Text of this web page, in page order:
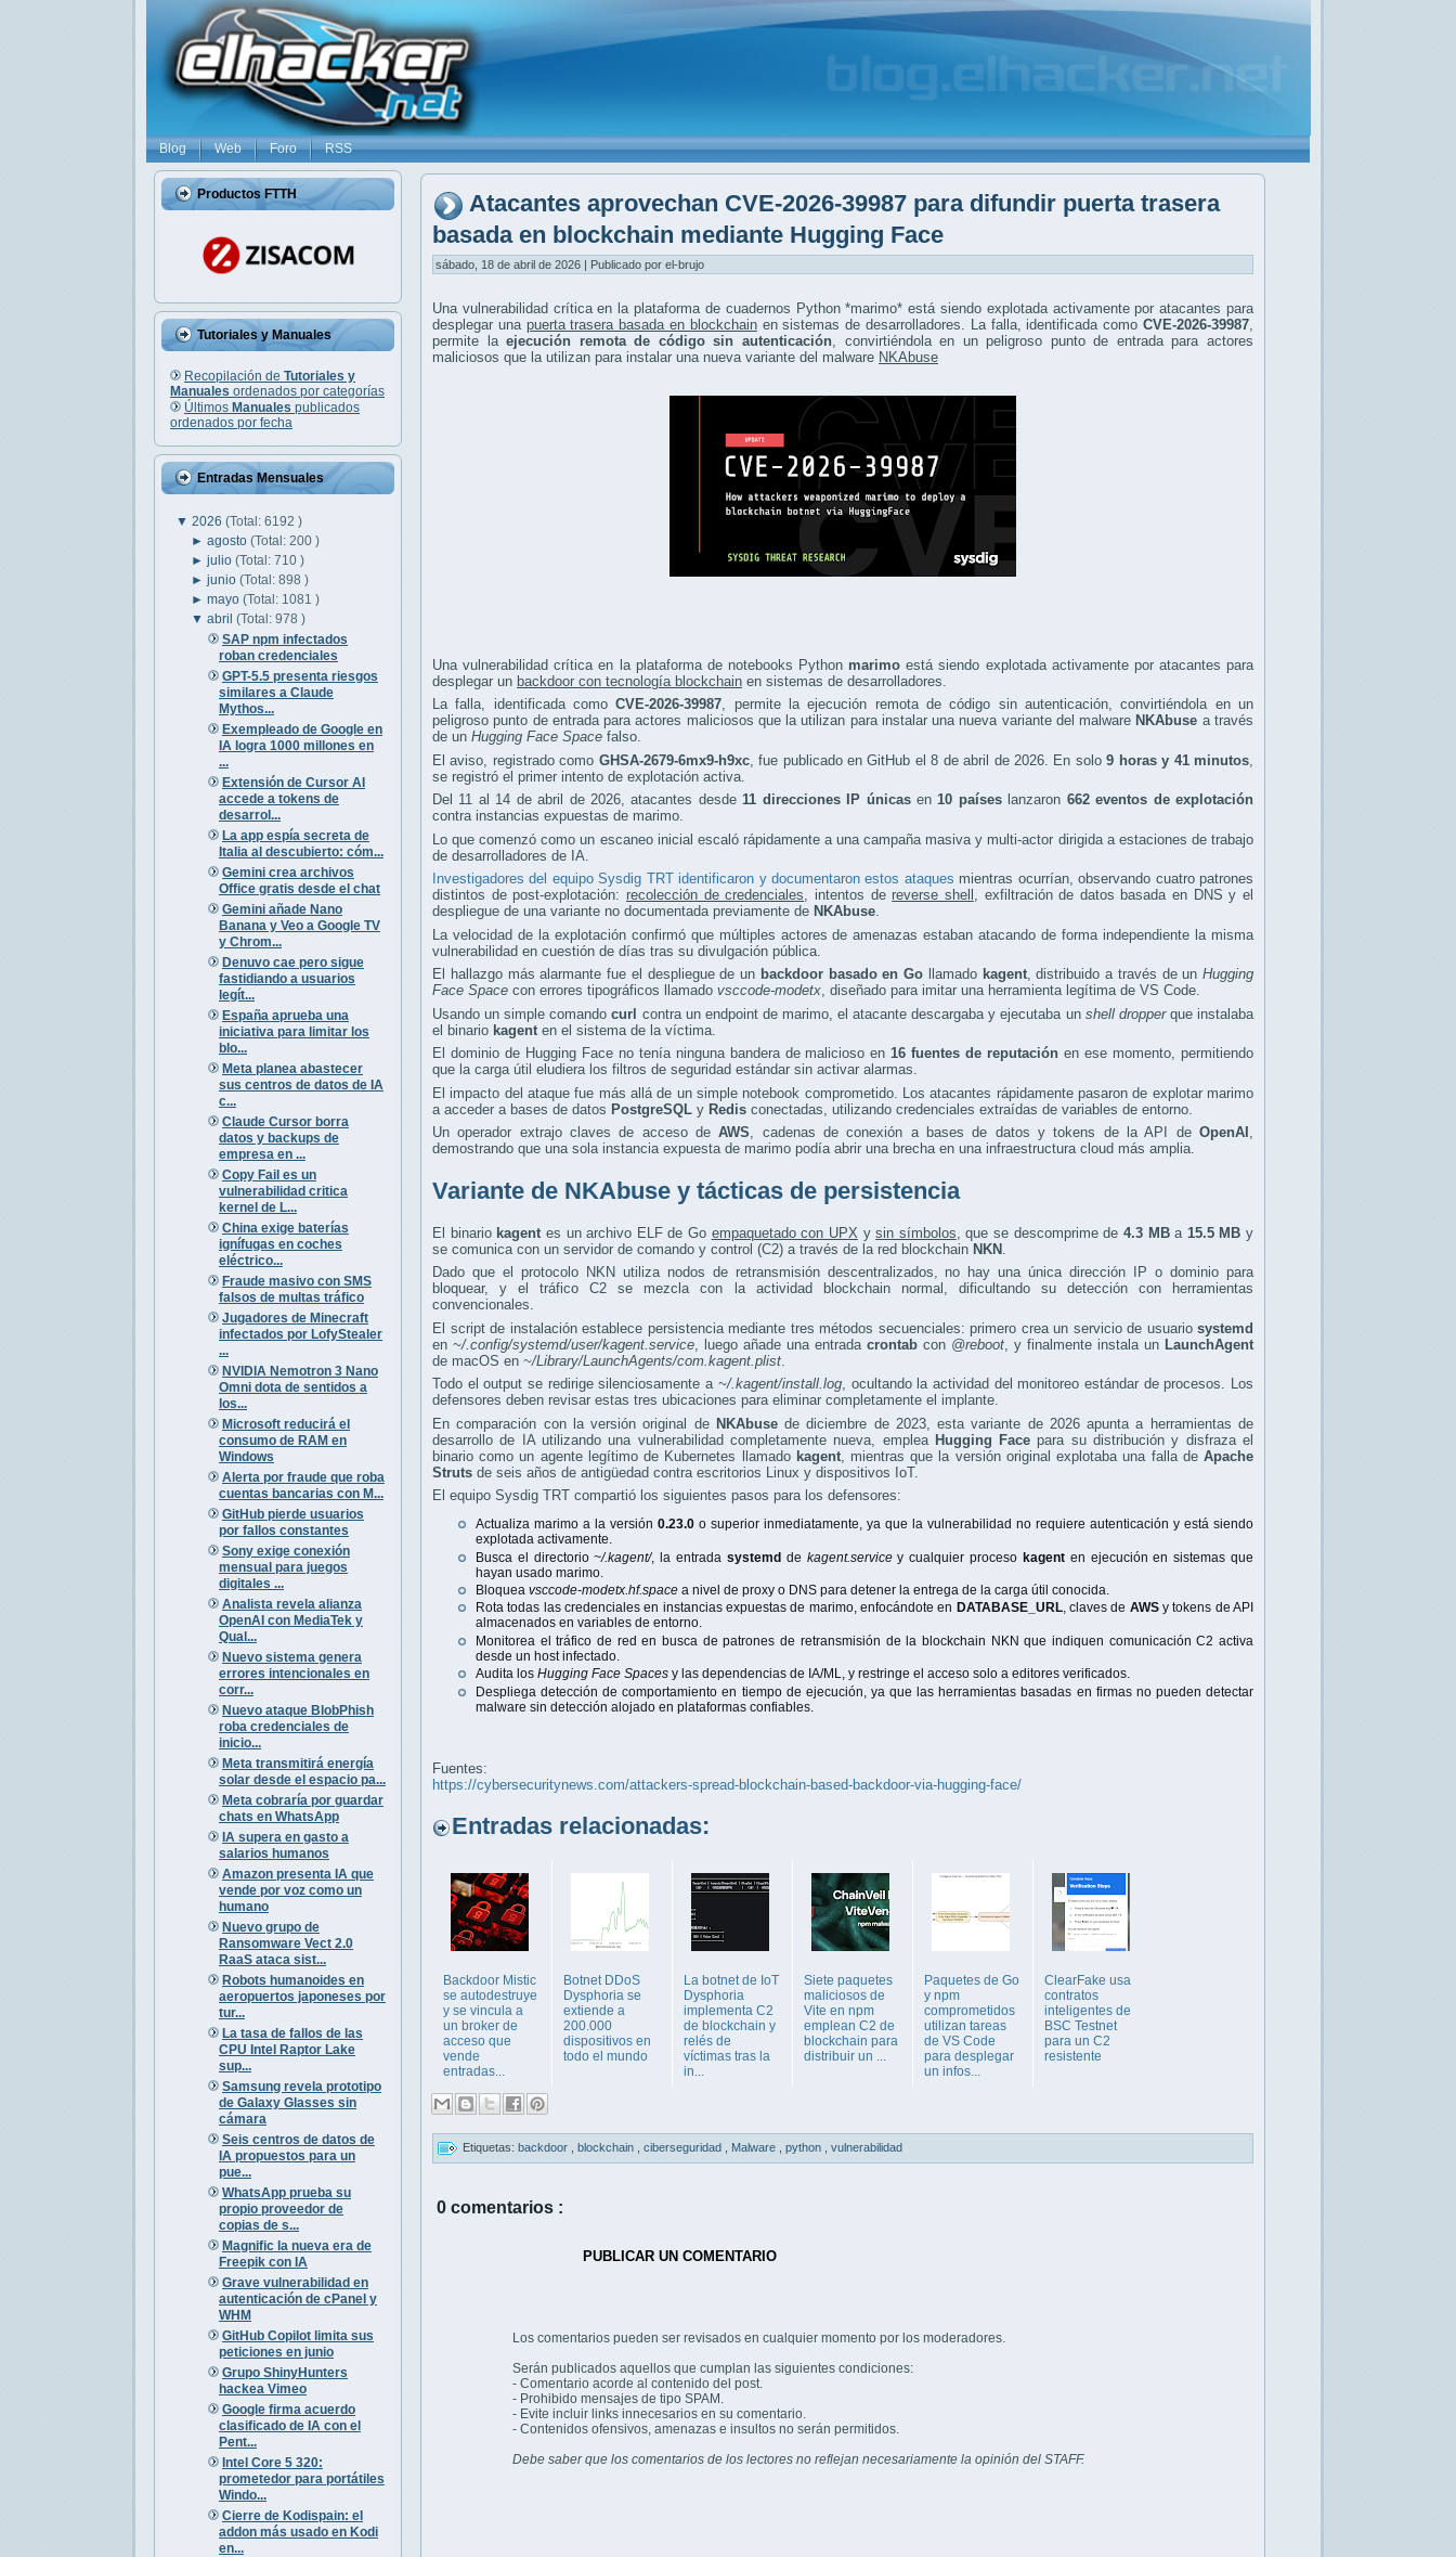
Blog Web Foro RSS
Productos FTTH
Tutoriales y Manuales
Recopilación de Tutoriales y
Manuales ordenados por categorías
Últimos Manuales publicados
ordenados por fecha
Entradas Mensuales
▼ 2026 (Total: 6192 )
►agosto(Total: 200 )
►julio(Total: 710 )
►junio(Total: 898 )
►mayo(Total: 1081 )
▼abril(Total: 978 )
SAP npm infectados
roban credenciales
GPT-5.5 presenta riesgos
similares a Claude
Mythos...
Exempleado de Google en
IA logra 1000 millones en
...
Extensión de Cursor AI
accede a tokens de
desarrol...
La app espía secreta de
Italia al descubierto: cóm...
Gemini crea archivos
Office gratis desde el chat
Gemini añade Nano
Banana y Veo a Google TV
y Chrom...
Denuvo cae pero sigue
fastidiando a usuarios
legít...
España aprueba una
iniciativa para limitar los
blo...
Meta planea abastecer
sus centros de datos de IA
c...
Claude Cursor borra
datos y backups de
empresa en ...
Copy Fail es un
vulnerabilidad critica
kernel de L...
China exige baterías
ignífugas en coches
eléctrico...
Fraude masivo con SMS
falsos de multas tráfico
Jugadores de Minecraft
infectados por LofyStealer
...
NVIDIA Nemotron 3 Nano
Omni dota de sentidos a
los...
Microsoft reducirá el
consumo de RAM en
Windows
Alerta por fraude que roba
cuentas bancarias con M...
GitHub pierde usuarios
por fallos constantes
Sony exige conexión
mensual para juegos
digitales ...
Analista revela alianza
OpenAI con MediaTek y
Qual...
Nuevo sistema genera
errores intencionales en
corr...
Nuevo ataque BlobPhish
roba credenciales de
inicio...
Meta transmitirá energía
solar desde el espacio pa...
Meta cobraría por guardar
chats en WhatsApp
IA supera en gasto a
salarios humanos
Amazon presenta IA que
vende por voz como un
humano
Nuevo grupo de
Ransomware Vect 2.0
RaaS ataca sist...
Robots humanoides en
aeropuertos japoneses por
tur...
La tasa de fallos de las
CPU Intel Raptor Lake
sup...
Samsung revela prototipo
de Galaxy Glasses sin
cámara
Seis centros de datos de
IA propuestos para un
pue...
WhatsApp prueba su
propio proveedor de
copias de s...
Magnific la nueva era de
Freepik con IA
Grave vulnerabilidad en
autenticación de cPanel y
WHM
GitHub Copilot limita sus
peticiones en junio
Grupo ShinyHunters
hackea Vimeo
Google firma acuerdo
clasificado de IA con el
Pent...
Intel Core 5 320:
prometedor para portátiles
Windo...
Cierre de Kodispain: el
addon más usado en Kodi
en...
Atacantes aprovechan CVE-2026-39987 para difundir puerta trasera
basada en blockchain mediante Hugging Face
sábado, 18 de abril de 2026 | Publicado por el-brujo
Una vulnerabilidad crítica en la plataforma de cuadernos Python *marimo* está siendo explotada activamente por atacantes para
desplegar una puerta trasera basada en blockchainen sistemas de desarrolladores. La falla, identificada comoCVE-2026-39987
permite laejecución remota de código sin autenticación, convirtiéndola en un peligroso punto de entrada para actores
maliciosos que la utilizan para instalar una nueva variante del malware NKAbuse
Una vulnerabilidad crítica en la plataforma de notebooks Python marimo está siendo explotada activamente por atacantes para
desplegar un backdoor con tecnología blockchain en sistemas de desarrolladores.
La falla, identificada comoCVE-2026-39987, permite la ejecución remota de código sin autenticación, convirtiéndola en un
peligroso punto de entrada para actores maliciosos que la utilizan para instalar una nueva variante del malware NKAbuse a través
de un Hugging Face Space falso.
El aviso, registrado como GHSA-2679-6mx9-h9xc, fue publicado en GitHub el 8 de abril de 2026. En solo9 horas y 41 minutos
se registró el primer intento de explotación activa.
Del 11 al 14 de abril de 2026, atacantes desde11 direcciones IP únicasen10 paíseslanzaron 662 eventos de explotación
contra instancias expuestas de marimo.
Lo que comenzó como un escaneo inicial escaló rápidamente a una campaña masiva y multi-actor dirigida a estaciones de trabajo
de desarrolladores de IA.
Investigadores del equipo Sysdig TRT identificaron y documentaron estos ataques mientras ocurrían, observando cuatro patrones
distintos de post-explotación: recolección de credenciales, intentos de reverse shell , exfiltración de datos basada en DNS y el
despliegue de una variante no documentada previamente de NKAbuse.
La velocidad de la explotación confirmó que múltiples actores de amenazas estaban atacando de forma independiente la misma
vulnerabilidad en cuestión de días tras su divulgación pública.
El hallazgo más alarmante fue el despliegue de un backdoor basado en Go llamado kagent, distribuido a través de un Hugging
Face Space con errores tipográficos llamado vsccode-modetx, diseñado para imitar una herramienta legítima de VS Code.
Usando un simple comandocurl contra un endpoint de marimo, el atacante descargaba y ejecutaba un shell dropperque instalaba
el binario kagent en el sistema de la víctima.
El dominio de Hugging Face no tenía ninguna bandera de malicioso en16 fuentes de reputación en ese momento, permitiendo
que la carga útil eludiera los filtros de seguridad estándar sin activar alarmas.
El impacto del ataque fue más allá de un simple notebook comprometido. Los atacantes rápidamente pasaron de explotar marimo
a acceder a bases de datos PostgreSQL y Redis conectadas, utilizando credenciales extraídas de variables de entorno.
Un operador extrajo claves de acceso deAWS, cadenas de conexión a bases de datos y tokens de la API deOpenAI ,
demostrando que una sola instancia expuesta de marimo podía abrir una brecha en una infraestructura cloud más amplia.
Variante de NKAbuse y tácticas de persistencia
El binario kagent es un archivo ELF de Go empaquetado con UPX ysin símbolos , que se descomprime de 4.3 MBa 15.5 MB y
se comunica con un servidor de comando y control (C2) a través de la red blockchain NKN
Dado que el protocolo NKN utiliza nodos de retransmisión descentralizados, no hay una única dirección IP o dominio para
bloquear, y el tráfico C2 se mezcla con la actividad blockchain normal, dificultando su detección con herramientas
convencionales.
El script de instalación establece persistencia mediante tres métodos secuenciales: primero crea un servicio de usuario systemd
en ~/.config/systemd/user/kagent.service , luego añade una entrada crontab con @reboot , y finalmente instala un LaunchAgent
de macOS en ~/Library/LaunchAgents/com.kagent.plist
Todo el output se redirige silenciosamente a ~/.kagent/install.log, ocultando la actividad del monitoreo estándar de procesos. Los
defensores deben revisar estas tres ubicaciones para eliminar completamente el implante.
En comparación con la versión original de NKAbusede diciembre de 2023, esta variante de 2026 apunta a herramientas de
desarrollo de IA utilizando una vulnerabilidad completamente nueva, emplea Hugging Face para su distribución y disfraza el
binario como un agente legítimo de Kubernetes llamado kagent, mientras que la versión original explotaba una falla deApache
Struts de seis años de antigüedad contra escritorios Linux y dispositivos IoT.
El equipo Sysdig TRT compartió los siguientes pasos para los defensores:
Actualiza marimo a la versión 0.23.0 o superior inmediatamente, ya que la vulnerabilidad no requiere autenticación y está siendo
explotada activamente.
Busca el directorio~/.kagent/, la entrada systemdde kagent.servicey cualquier proceso kagenten ejecución en sistemas que
hayan usado marimo.
Bloquea vsccode-modetx.hf.space a nivel de proxy o DNS para detener la entrega de la carga útil conocida.
Rota todas las credenciales en instancias expuestas de marimo, enfocándote en DATABASE_URL, claves de AWSy tokens de API
almacenados en variables de entorno.
Monitorea el tráfico de red en busca de patrones de retransmisión de la blockchain NKN que indiquen comunicación C2 activa
desde un host infectado.
Audita los Hugging Face Spaces y las dependencias de IA/ML, y restringe el acceso solo a editores verificados.
Despliega detección de comportamiento en tiempo de ejecución, ya que las herramientas basadas en firmas no pueden detectar
malware sin detección alojado en plataformas confiables.
Fuentes:
https://cybersecuritynews.com/attackers-spread-blockchain-based-backdoor-via-hugging-face/
Entradas relacionadas:
Backdoor Mistic
se autodestruye
y se vincula a
un broker de
acceso que
vende
entradas...
Botnet DDoS
Dysphoria se
extiende a
200.000
dispositivos en
todo el mundo
La botnet de IoT
Dysphoria
implementa C2
de blockchain y
relés de
víctimas tras la
in...
Siete paquetes
maliciosos de
Vite en npm
emplean C2 de
blockchain para
distribuir un ...
Paquetes de Go
y npm
comprometidos
utilizan tareas
de VS Code
para desplegar
un infos...
ClearFake usa
contratos
inteligentes de
BSC Testnet
para un C2
resistente
Etiquetas: backdoor blockchain ciberseguridad Malware python vulnerabilidad
0 comentarios :
PUBLICAR UN COMENTARIO
Los comentarios pueden ser revisados en cualquier momento por los moderadores.
Serán publicados aquellos que cumplan las siguientes condiciones:
- Comentario acorde al contenido del post.
- Prohibido mensajes de tipo SPAM.
- Evite incluir links innecesarios en su comentario.
- Contenidos ofensivos, amenazas e insultos no serán permitidos.
Debe saber que los comentarios de los lectores no reflejan necesariamente la opinión del STAFF.